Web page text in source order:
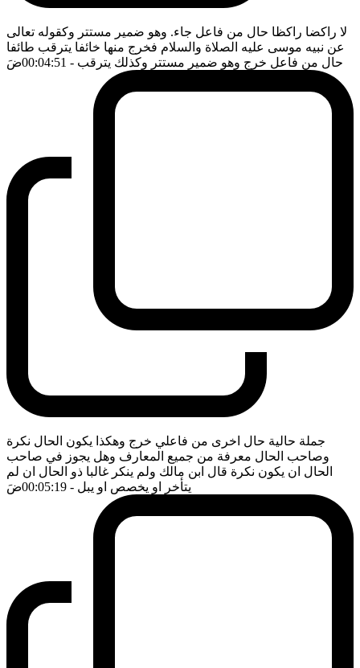
لا راكضا راكظا حال من فاعل جاء. وهو ضمير مستتر وكقوله تعالى
عن نبيه موسى عليه الصلاة والسلام فخرج منها خائفا يترقب طائفا
حال من فاعل خرج وهو ضمير مستتر وكذلك يترقب - 00:04:51 ضَ
جملة حالية حال اخرى من فاعلي خرج وهكذا يكون الحال نكرة
وصاحب الحال معرفة من جميع المعارف وهل يجوز في صاحب
الحال ان يكون نكرة قال ابن مالك ولم ينكر غالبا ذو الحال ان لم
يتأخر او يخصص او يبل - 00:05:19 ضَ